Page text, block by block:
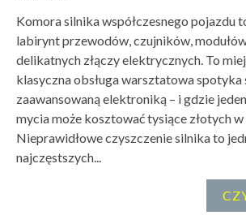
Komora silnika współczesnego pojazdu
labirynt przewodów, czujników,
delikatnych złączy elektrycznych. To
klasyczna obsługa warsztatowa spotyka
zaawansowaną elektroniką – i gdzie
mycia może kosztować tysiące złotych
Nieprawidłowe czyszczenie silnika to
najczęstszych...